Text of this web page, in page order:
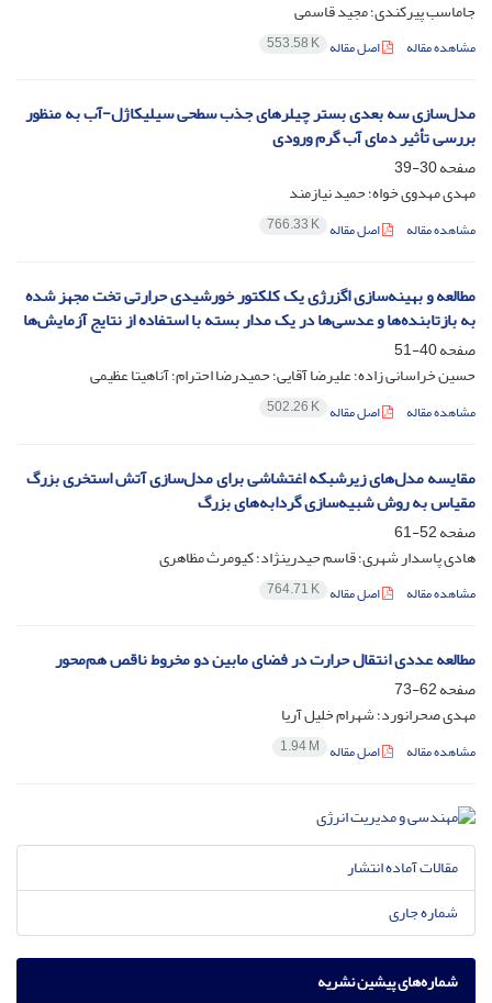
جاماسب پیرکندی؛ مجید قاسمی
مشاهده مقاله اصل مقاله 553.58 K
مدل‌سازی سه بعدی بستر چیلرهای جذب سطحی سیلیکاژل-آب به منظور
بررسی تأثیر دمای آب گرم ورودی
صفحه30-39
مهدی مهدوی خواه؛ حمید نیازمند
مشاهده مقاله اصل مقاله 766.33 K
مطالعه و بهینه‌سازی اگزرژی یک کلکتور خورشیدی حرارتی تخت مجهز شده
به بازتابنده‌ها و عدسی‌ها در یک مدار بسته با استفاده از نتایج آزمایش‌ها‌
صفحه40-51
حسین خراسانی زاده؛ علیرضا آقایی؛ حمیدرضا احترام؛ آناهیتا عظیمی
مشاهده مقاله اصل مقاله 502.26 K
مقایسه مدل‌های زیرشبکه اغتشاشی برای مدل‌سازی آتش استخری بزرگ
مقیاس به روش شبیه‌سازی گردابه‌های بزرگ
صفحه52-61
هادی پاسدار شهری؛ قاسم حیدری‏نژاد؛ کیومرث مظاهری
مشاهده مقاله اصل مقاله 764.71 K
مطالعه عددی انتقال حرارت در فضای مابین دو مخروط ناقص هم‌محور
صفحه62-73
مهدی صحرانورد؛ شهرام خلیل آریا
مشاهده مقاله اصل مقاله 1.94 M
مقالات آماده انتشار
شماره جاری
شماره‌های پیشین نشریه